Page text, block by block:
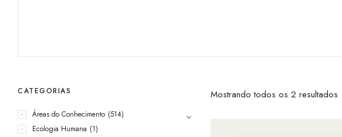
CATEGORIAS
Áreas do Conhecimento (514)
Ecologia Humana (1)
Mostrando todos os 2 resultados